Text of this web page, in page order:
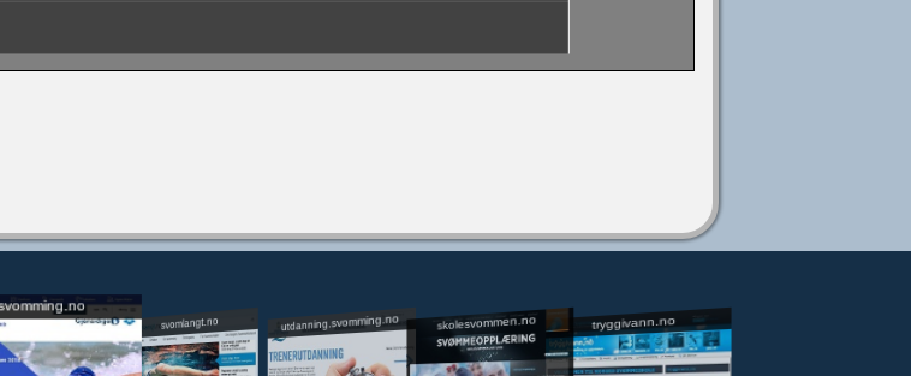
svomlangt.no utdanning.svomming.no skolesvommen.no tryggivann.no